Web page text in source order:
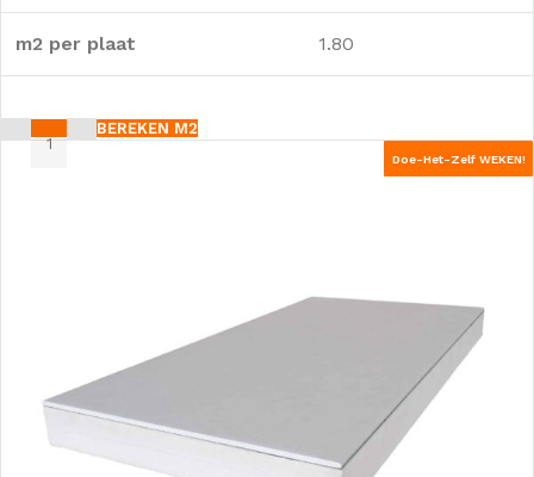
m2 per plaat 1.80
BEREKEN M2
Doe-Het-Zelf WEKEN!